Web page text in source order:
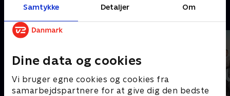
Samtykke Detaljer Om
Dine data og cookies
Vi bruger egne cookies og cookies fra
samarbejdspartnere for at give dig den bedste